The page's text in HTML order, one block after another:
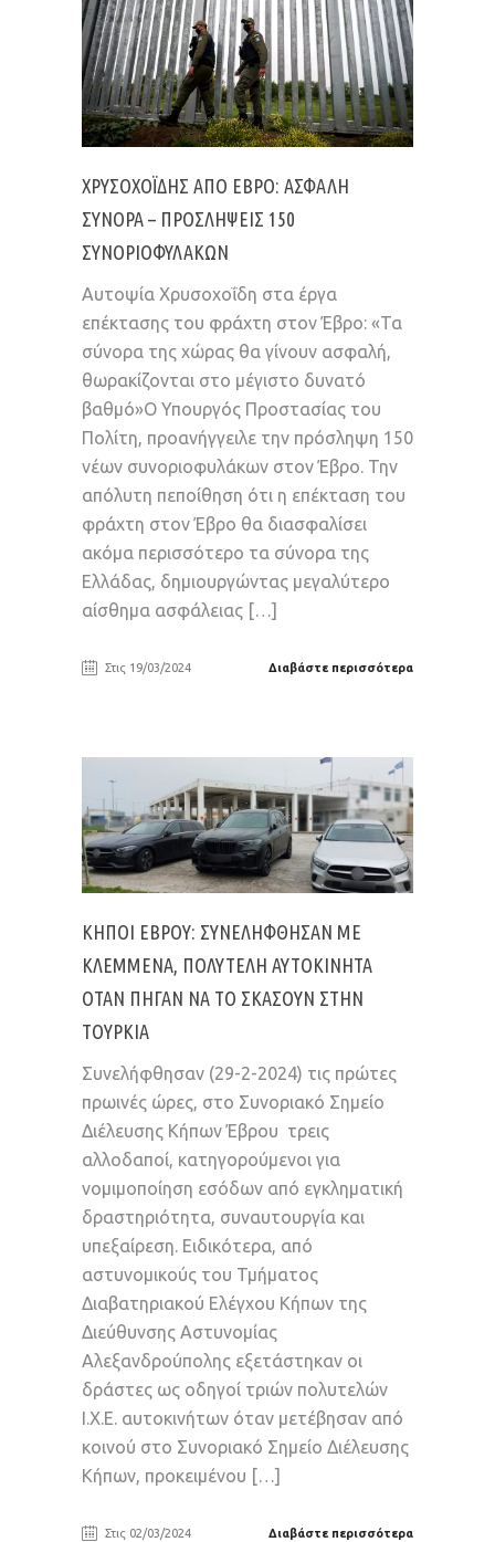
ΧΡΥΣΟΧΟΪ́ΔΗΣ ΑΠΌ ΈΒΡΟ: ΑΣΦΑΛΉ
ΣΎΝΟΡΑ – ΠΡΟΣΛΉΨΕΙΣ 150
ΣΥΝΟΡΙΟΦΥΛΆΚΩΝ
Αυτοψία Χρυσοχοΐδη στα έργα
επέκτασης του φράχτη στον Έβρο: «Τα
σύνορα της χώρας θα γίνουν ασφαλή,
θωρακίζονται στο μέγιστο δυνατό
βαθμό»Ο Υπουργός Προστασίας του
Πολίτη, προανήγγειλε την πρόσληψη 150
νέων συνοριοφυλάκων στον Έβρο. Την
απόλυτη πεποίθηση ότι η επέκταση του
φράχτη στον Έβρο θα διασφαλίσει
ακόμα περισσότερο τα σύνορα της
Ελλάδας, δημιουργώντας μεγαλύτερο
αίσθημα ασφάλειας […]
Στις 19/03/2024 Διαβάστε περισσότερα
ΚΉΠΟΙ ΈΒΡΟΥ: ΣΥΝΕΛΉΦΘΗΣΑΝ ΜΕ
ΚΛΕΜΜΈΝΑ, ΠΟΛΥΤΕΛΉ ΑΥΤΟΚΊΝΗΤΑ
ΌΤΑΝ ΠΉΓΑΝ ΝΑ ΤΟ ΣΚΆΣΟΥΝ ΣΤΗΝ
ΤΟΥΡΚΊΑ
Συνελήφθησαν (29-2-2024) τις πρώτες
πρωινές ώρες, στο Συνοριακό Σημείο
Διέλευσης Κήπων Έβρου τρεις
αλλοδαποί, κατηγορούμενοι για
νομιμοποίηση εσόδων από εγκληματική
δραστηριότητα, συναυτουργία και
υπεξαίρεση. Ειδικότερα, από
αστυνομικούς του Τμήματος
Διαβατηριακού Ελέγχου Κήπων της
Διεύθυνσης Αστυνομίας
Αλεξανδρούπολης εξετάστηκαν οι
δράστες ως οδηγοί τριών πολυτελών
Ι.Χ.Ε. αυτοκινήτων όταν μετέβησαν από
κοινού στο Συνοριακό Σημείο Διέλευσης
Κήπων, προκειμένου […]
Στις 02/03/2024 Διαβάστε περισσότερα